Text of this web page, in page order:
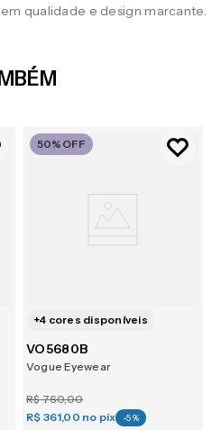
qualidade e design marcante.
+4 cores disponíveis
50% OFF
VO5680B
Vogue Eyewear
R$760,00
R$ 361,00 no pix -5%